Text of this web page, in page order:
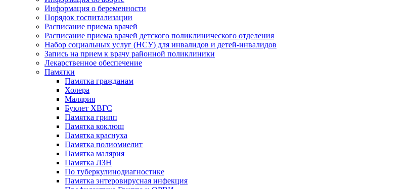
Информация о беременности
Порядок госпитализации
Расписание приема врачей
Расписание приема врачей детского поликлинического отделения
Набор социальных услуг (НСУ) для инвалидов и детей-инвалидов
Запись на прием к врачу районной поликлиники
Лекарственное обеспечение
Памятки
Памятка гражданам
Холера
Малярия
Буклет ХВГС
Памятка грипп
Памятка коклюш
Памятка краснуха
Памятка полиомиелит
Памятка малярия
Памятка ЛЗН
По туберкулинодиагностике
Памятка энтеровирусная инфекция